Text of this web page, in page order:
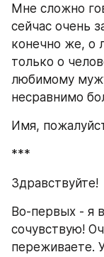
Мне сложно
сейчас очень
конечно же, о
только о
любимому
несравнимо
Имя,
***
Здравствуйте!
Во-первых - я
сочувствую!
переживаете.